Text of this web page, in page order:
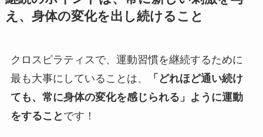
え、身体の変化を出し続けること
クロスピラティスで、運動習慣を継続するために
最も大事にしていることは、
「どれほど通い続け
ても、常に身体の変化を感じられる」ように運動
をすること です！